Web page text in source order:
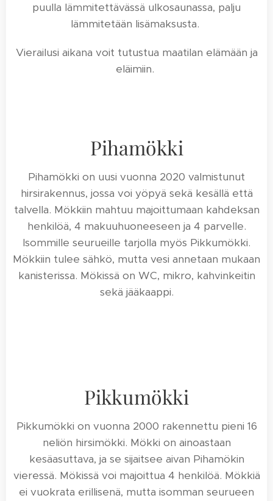
puulla lämmitettävässä ulkosaunassa, palju
lämmitetään lisämaksusta.
Vierailusi aikana voit tutustua maatilan elämään ja
eläimiin.
Pihamökki
Pihamökki on uusi vuonna 2020 valmistunut
hirsirakennus, jossa voi yöpyä sekä kesällä että
talvella. Mökkiin mahtuu majoittumaan kahdeksan
henkilöä, 4 makuuhuoneeseen ja 4 parvelle.
Isommille seurueille tarjolla myös Pikkumökki.
Mökkiin tulee sähkö, mutta vesi annetaan mukaan
kanisterissa. Mökissä on WC, mikro, kahvinkeitin
sekä jääkaappi.
Pikkumökki
Pikkumökki on vuonna 2000 rakennettu pieni 16
neliön hirsimökki. Mökki on ainoastaan
kesäasuttava, ja se sijaitsee aivan Pihamökin
vieressä. Mökissä voi majoittua 4 henkilöä. Mökkiä
ei vuokrata erillisenä, mutta isomman seurueen